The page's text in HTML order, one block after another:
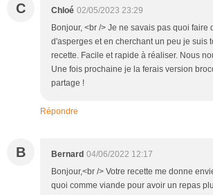
C Chloé 02/05/2023 23:29
Bonjour, <br /> Je ne savais pas quoi faire
d'asperges et en cherchant un peu je suis
recette. Facile et rapide à réaliser. Nous
Une fois prochaine je la ferais version
partage !
Répondre
B Bernard 04/06/2022 12:17
Bonjour,<br /> Votre recette me donne
quoi comme viande pour avoir un repas